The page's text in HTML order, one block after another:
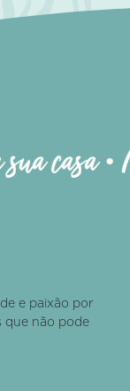
casa
e paixão por
que não pode